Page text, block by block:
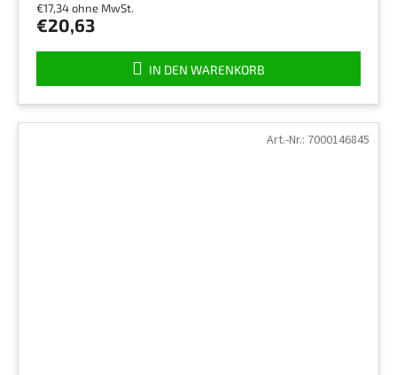
von
5
Sternen.
€17,34 ohne MwSt.
€20,63
IN DEN WARENKORB
Art.-Nr.: 7000146845